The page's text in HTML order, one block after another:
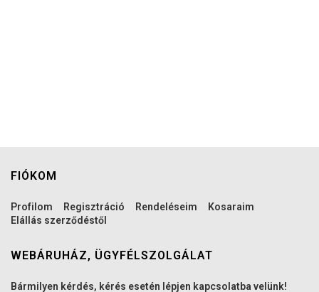
FIÓKOM
Profilom Regisztráció Rendeléseim
Kosaraim
Elállás szerződéstől
WEBÁRUHÁZ, ÜGYFÉLSZOLGÁLAT
Bármilyen kérdés, kérés esetén lépjen kapcsolatba velünk!